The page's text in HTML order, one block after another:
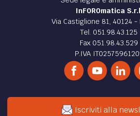
InFOROmatica
Via Castiglione 81, 40124 -
Tel. 051.98.43.125
Fax 051.98.43.529
P.IVA
Iscriviti alla